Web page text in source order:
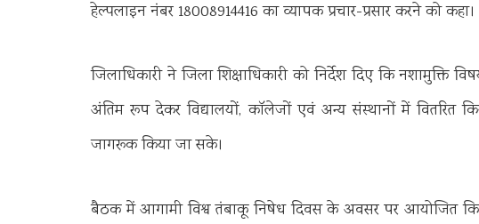
हेल्पलाइन नंबर 18008914416 का व्यापक प्रचार-प्रसार करने को कहा।
जिलाधिकारी ने जिला शिक्षाधिकारी को निर्देश दिए कि नशामुक्ति
अंतिम रूप देकर विद्यालयों, कॉलेजों एवं अन्य संस्थानों में वितरित
जागरूक किया जा सके।
बैठक में आगामी विश्व तंबाकू निषेध दिवस के अवसर पर आयोजित